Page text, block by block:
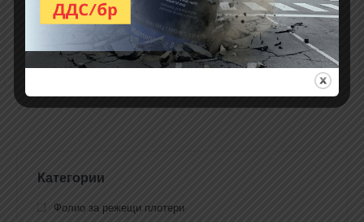
за фолио за графики на автомобили и защитно фолио
Категории
Фолио за режещи плотери